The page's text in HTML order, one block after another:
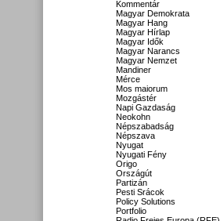
Kommentár
Magyar Demokrata
Magyar Hang
Magyar Hírlap
Magyar Idők
Magyar Narancs
Magyar Nemzet
Mandiner
Mérce
Mos maiorum
Mozgástér
Napi Gazdaság
Neokohn
Népszabadság
Népszava
Nyugat
Nyugati Fény
Origo
Országút
Partizán
Pesti Srácok
Policy Solutions
Portfolio